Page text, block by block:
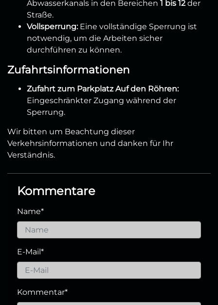
Abwasserkanals in den Bereichen 1 bis 12der
Straße.
Vollsperrung:Eine vollständige Sperrung ist
notwendig, um die Arbeiten sicher
durchführen zu können.
Zufahrtsinformationen
Zufahrt zum Parkplatz Auf den Röhren:
Eingeschränkter Zugang während der
Sperrung.
Wir bitten um Beachtung dieser
Verkehrsinformationen und danken für Ihr
Verständnis.
Kommentare
Name*
E-Mail*
Kommentar*